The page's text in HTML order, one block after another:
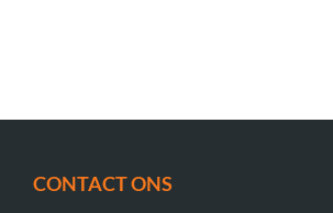
CONTACT ONS